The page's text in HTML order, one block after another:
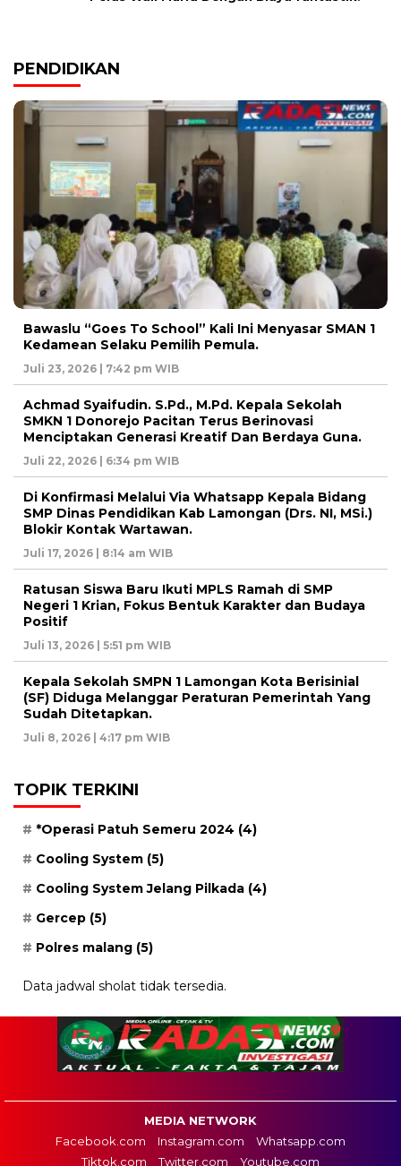
PENDIDIKAN
Bawaslu “Goes To School” Kali Ini Menyasar SMAN 1
Kedamean Selaku Pemilih Pemula.
Juli 23, 2026 | 7:42 pm WIB
Achmad Syaifudin. S.Pd., M.Pd. Kepala Sekolah
SMKN 1 Donorejo Pacitan Terus Berinovasi
Menciptakan Generasi Kreatif Dan Berdaya Guna.
Juli 22, 2026 | 6:34 pm WIB
Di Konfirmasi Melalui Via Whatsapp Kepala Bidang
SMP Dinas Pendidikan Kab Lamongan (Drs. NI, MSi.)
Blokir Kontak Wartawan.
Juli 17, 2026 | 8:14 am WIB
Ratusan Siswa Baru Ikuti MPLS Ramah di SMP
Negeri 1 Krian, Fokus Bentuk Karakter dan Budaya
Positif
Juli 13, 2026 | 5:51 pm WIB
Kepala Sekolah SMPN 1 Lamongan Kota Berisinial
(SF) Diduga Melanggar Peraturan Pemerintah Yang
Sudah Ditetapkan.
Juli 8, 2026 | 4:17 pm WIB
TOPIK TERKINI
*Operasi Patuh Semeru 2024 (4)
Cooling System (5)
Cooling System Jelang Pilkada (4)
Gercep (5)
Polres malang (5)
Data jadwal sholat tidak tersedia.
MEDIA NETWORK
Facebook.com
Instagram.com
Whatsapp.com
Tiktok.com
Twitter.com Youtube.com